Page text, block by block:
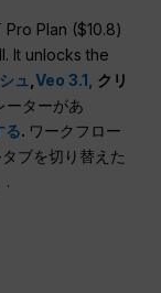
Plan ($10.8)
It unlocks the
ュ,Veo 3.1, クリ
ーターがあ
る. ワークフロー
ブを切り替えた
.